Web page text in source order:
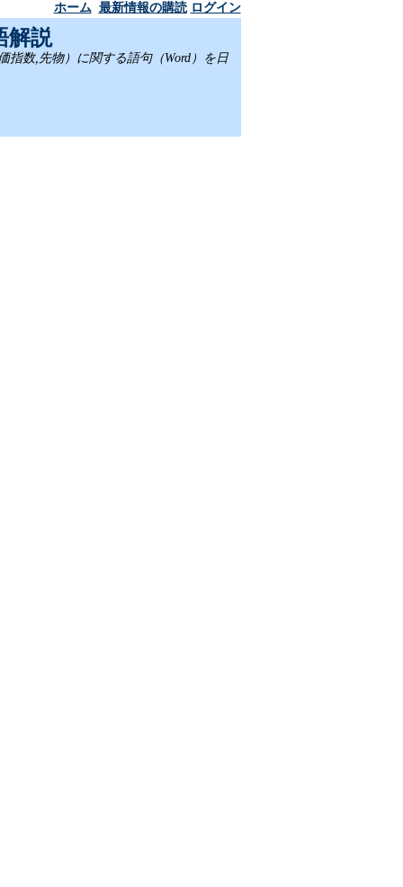
ホーム 最新情報の購読 ログイン
解説
指数,先物）に関する語句（Word）を日